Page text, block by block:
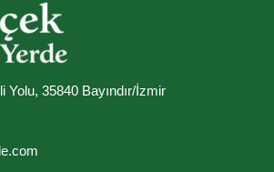
Yolu, 35840 Bayındır/İzmir